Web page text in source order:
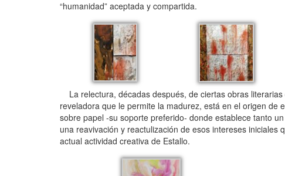
“humanidad” aceptada y compartida.
La relectura, décadas después, de ciertas obras
reveladora que le permite la madurez, está en el origen
sobre papel -su soporte preferido- donde establece tanto
una reavivación y reactulización de esos intereses
actual actividad creativa de Estallo.